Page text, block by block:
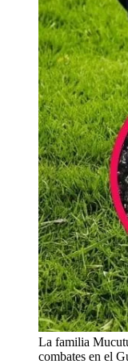
La familia
combates en el